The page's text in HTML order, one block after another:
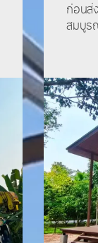
ก่อนส่
สมบูร